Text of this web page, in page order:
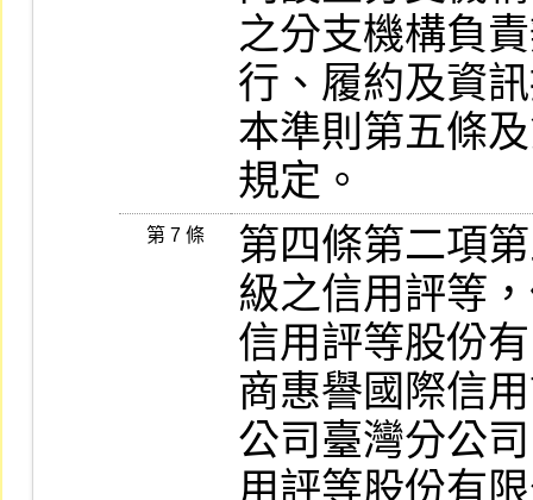
之分支機構負
行、履約及資
本準則第五條
規定。
第 7 條
第四條第二項
級之信用評等
信用評等股份
商惠譽國際信
公司臺灣分公
用評等股份有